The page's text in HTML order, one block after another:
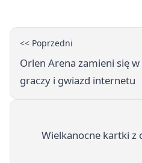
<< Poprzedni
Orlen Arena zamieni się
graczy i gwiazd internetu
Wielkanocne kartki z